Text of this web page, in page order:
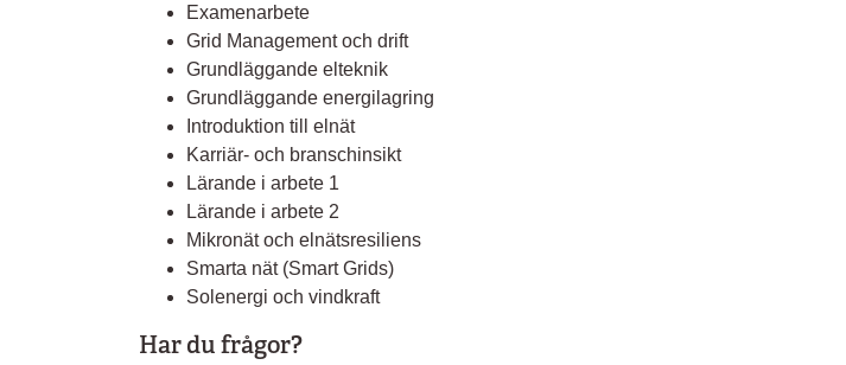
Examenarbete
Grid Management och drift
Grundläggande elteknik
Grundläggande energilagring
Introduktion till elnät
Karriär- och branschinsikt
Lärande i arbete 1
Lärande i arbete 2
Mikronät och elnätsresiliens
Smarta nät (Smart Grids)
Solenergi och vindkraft
Har du frågor?